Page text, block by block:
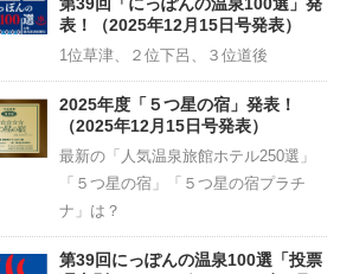
第39回「にっぽんの温泉100選」発
表！（2025年12月15日号発表）
1位草津、２位下呂、３位道後
2025年度「５つ星の宿」発表！
（2025年12月15日号発表）
最新の「人気温泉旅館ホテル250選」
「５つ星の宿」「５つ星の宿プラチ
ナ」は？
第39回にっぽんの温泉100選「投票